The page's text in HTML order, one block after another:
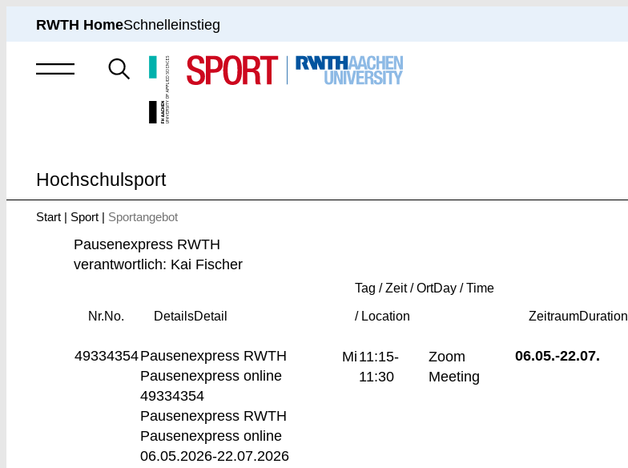
RWTH HomeSchnelleinstieg
Suche
nach
Hochschulsport
hier:
Start Sport Sportangebot
Pausenexpress RWTH
verantwortlich: Kai Fischer
Nr.No. DetailsDetail
Tag / Zeit / OrtDay / Time
/ Location ZeitraumDuration
49334354Pausenexpress RWTH
Pausenexpress online
49334354
Pausenexpress RWTH
Pausenexpress online
06.05.2026-22.07.2026
Mi11:15-
11:30
Zoom
Meeting
06.05.-22.07.